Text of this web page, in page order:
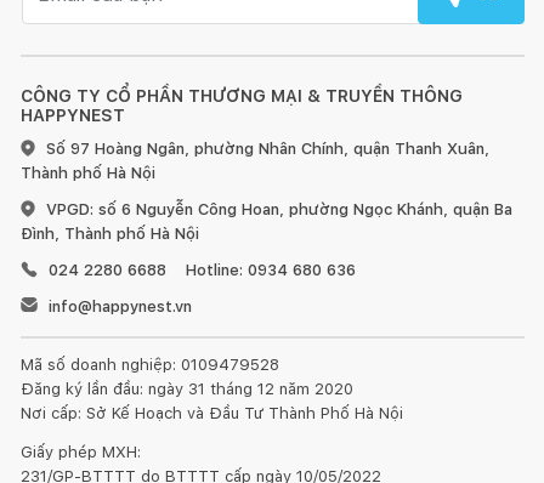
CÔNG TY CỔ PHẦN THƯƠNG MẠI & TRUYỀN THÔNG
HAPPYNEST
Số 97 Hoàng Ngân, phường Nhân Chính, quận Thanh Xuân,
Thành phố Hà Nội
VPGD: số 6 Nguyễn Công Hoan, phường Ngọc Khánh, quận Ba
Đình, Thành phố Hà Nội
024 2280 6688
Hotline: 0934 680 636
info@happynest.vn
Mã số doanh nghiệp: 0109479528
Đăng ký lần đầu: ngày 31 tháng 12 năm 2020
Nơi cấp: Sở Kế Hoạch và Đầu Tư Thành Phố Hà Nội
Giấy phép MXH:
231/GP-BTTTT do BTTTT cấp ngày 10/05/2022